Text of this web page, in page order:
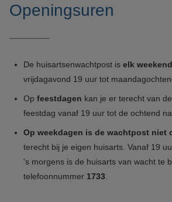
Openingsuren
De huisartsenwachtpost is elk weekend
vrijdagavond 19 uur tot
Op feestdagen kan je er terecht van
feestdag vanaf 19 uur tot de ochtend
Op weekdagen is de wachtpost niet
terecht bij je eigen huisarts. Vanaf 19
's morgens is de huisarts van wacht te
telefoonnummer 1733